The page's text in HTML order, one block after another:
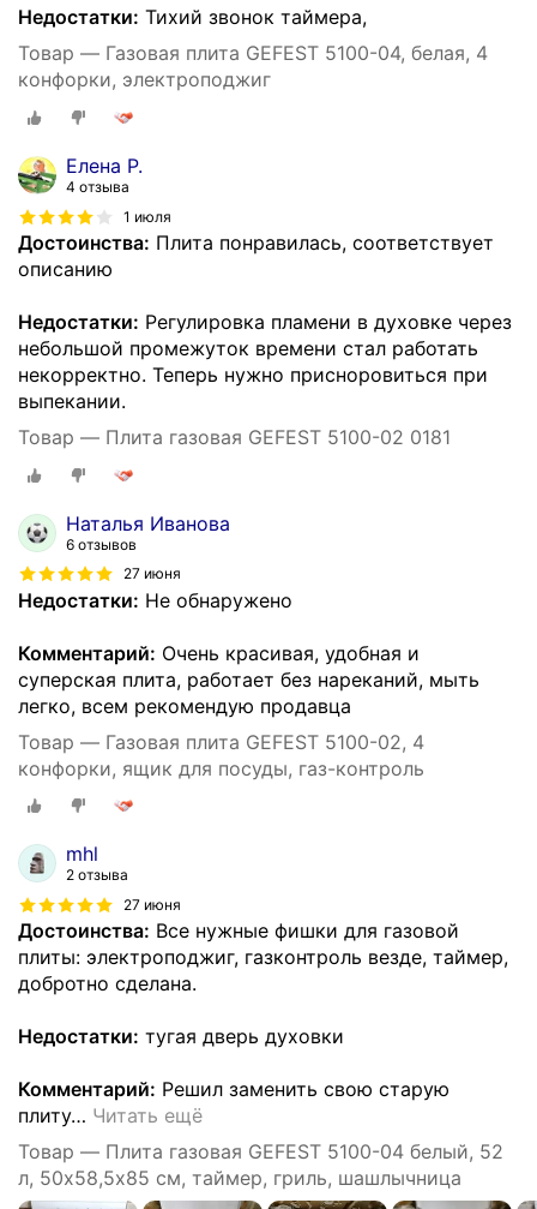
Недостатки: Тихий звонок таймера,
Товар — Газовая плита GEFEST 5100-04, белая, 4
конфорки, электроподжиг
Елена Р.
4 отзыва
1 июля
Достоинства: Плита понравилась, соответствует
описанию
Недостатки: Регулировка пламени в духовке через
небольшой промежуток времени стал работать
некорректно. Теперь нужно присноровиться при
выпекании.
Товар — Плита газовая GEFEST 5100-02 0181
Наталья Иванова
6 отзывов
27 июня
Недостатки: Не обнаружено
Комментарий: Очень красивая, удобная и
суперская плита, работает без нареканий, мыть
легко, всем рекомендую продавца
Товар — Газовая плита GEFEST 5100-02, 4
конфорки, ящик для посуды, газ-контроль
mhl
2 отзыва
27 июня
Достоинства: Все нужные фишки для газовой
плиты: электроподжиг, газконтроль везде, таймер,
добротно сделана.
Недостатки: тугая дверь духовки
Комментарий: Решил заменить свою старую
плиту… Читать ещё
Товар — Плита газовая GEFEST 5100-04 белый, 52
л, 50х58,5х85 см, таймер, гриль, шашлычница